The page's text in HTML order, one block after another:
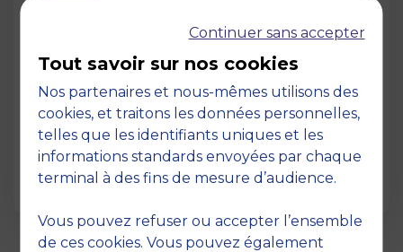
de l’Économie Numérique 2026 : un
engagement au service de
l’innovation en occitanie
12 juin 2026
La semaine dernière, le campus de MBS
School of Business a ouvert ses portes aux
jurys des Trophées …
Continuer sans accepter
Tout savoir sur nos cookies
Nos partenaires et nous-mêmes utilisons des
cookies, et traitons les données personnelles,
telles que les identifiants uniques et les
informations standards envoyées par chaque
terminal à des fins de mesure d’audience.
Vous pouvez refuser ou accepter l’ensemble
de ces cookies. Vous pouvez également